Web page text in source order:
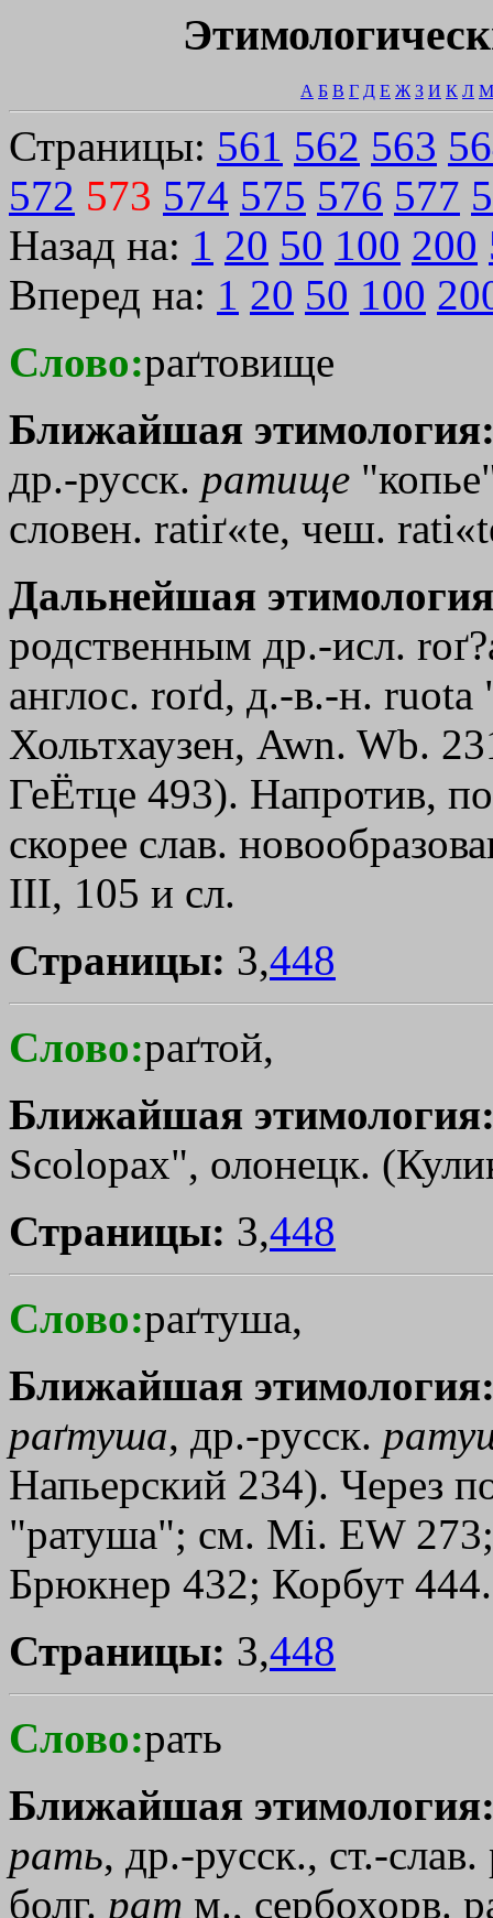
А Б В Г Д Е Ж З И К Л М
Страницы: 561 562 563
572 573 574 575 576 577
Назад на: 1 20 50 100 200
Вперед на: 1 20 50 100
Слово:раґтовище
Ближайшая
др.-русск. ратище
словен. ratiґ«te, чеш.
Дальнейшая
родственным др.-исл.
англос. roґd, д.-в.-н.
Хольтхаузен, Awn. Wb.
ГеЁтце 493). Напротив,
скорее слав.
III, 105 и сл.
Страницы: 3,448
Слово:раґтой,
Ближайшая
Sсоlорах", олонецк.
Страницы: 3,448
Слово:раґтуша,
Ближайшая
раґтуша, др.-русск.
Напьерский 234). Через
"ратуша"; см. Мi. ЕW
Брюкнер 432; Корбут 444.
Страницы: 3,448
Слово:рать
Ближайшая
рать, др.-русск., ст.-
болг. рат м., сербохорв.